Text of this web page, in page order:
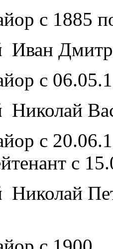
с 1885
Иван
с
Николай
с
с
Николай